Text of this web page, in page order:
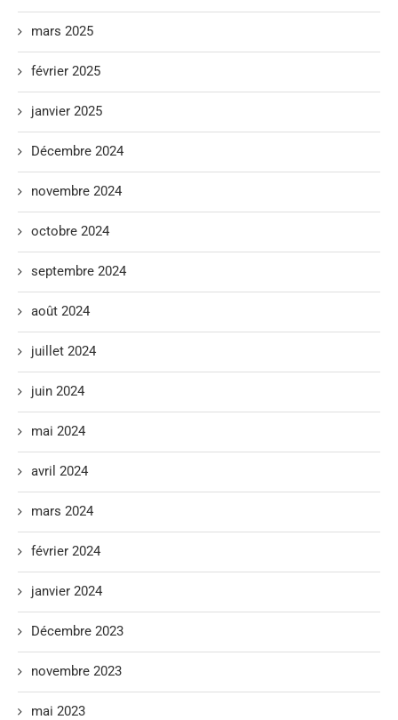
mars 2025
février 2025
janvier 2025
Décembre 2024
novembre 2024
octobre 2024
septembre 2024
août 2024
juillet 2024
juin 2024
mai 2024
avril 2024
mars 2024
février 2024
janvier 2024
Décembre 2023
novembre 2023
mai 2023